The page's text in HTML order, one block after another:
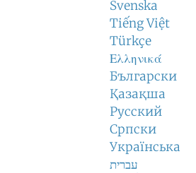
Svenska
Tiếng Việt
Türkçe
Ελληνικά
Български
Қазақша
Русский
Српски
Українська
עברית